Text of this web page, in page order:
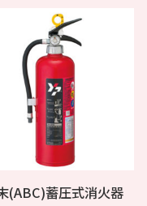
(ABC)蓄圧式消火器